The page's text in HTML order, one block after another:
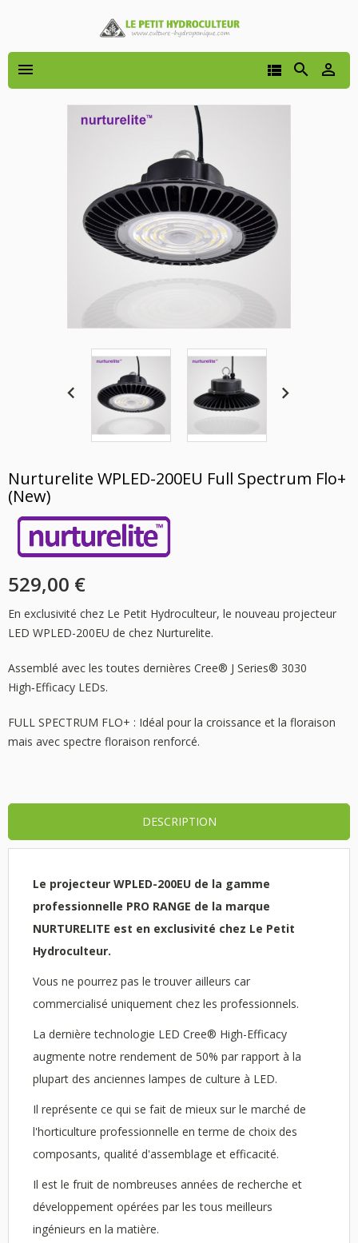
 


Nurturelite WPLED-200EU Full Spectrum Flo+
(new)
529,00 €
En exclusivité chez Le Petit Hydroculteur, le nouveau projecteur
LED WPLED-200EU de chez Nurturelite.
Assemblé avec les toutes dernières Cree® J Series® 3030
High‑Efficacy LEDs.
FULL SPECTRUM FLO+ : Idéal pour la croissance et la floraison
mais avec spectre floraison renforcé.
DESCRIPTION
Le projecteur WPLED-200EU de la gamme
professionnelle PRO RANGE de la marque
NURTURELITE est en exclusivité chez Le Petit
Hydroculteur.
Vous ne pourrez pas le trouver ailleurs car
commercialisé uniquement chez les professionnels.
La dernière technologie LED Cree® High-Efficacy
augmente notre rendement de 50% par rapport à la
plupart des anciennes lampes de culture à LED.
Il représente ce qui se fait de mieux sur le marché de
l'horticulture professionnelle en terme de choix des
composants, qualité d'assemblage et efficacité.
Il est le fruit de nombreuses années de recherche et
développement opérées par les tous meilleurs
ingénieurs en la matière.